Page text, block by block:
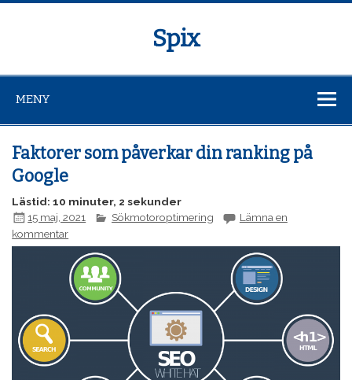
Spix
MENY
Faktorer som påverkar din ranking på
Google
Lästid: 10 minuter, 2 sekunder
15 maj, 2021
Sökmotoroptimering
Lämna en
kommentar